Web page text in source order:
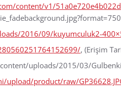
content/v1/
2016/09/kuyumculuk2-
, (Erişim
uploads/2015/03/
product/raw/